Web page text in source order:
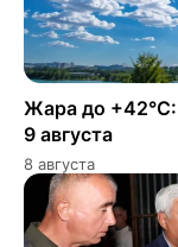
Жара до +42°C:
9 августа
8 августа